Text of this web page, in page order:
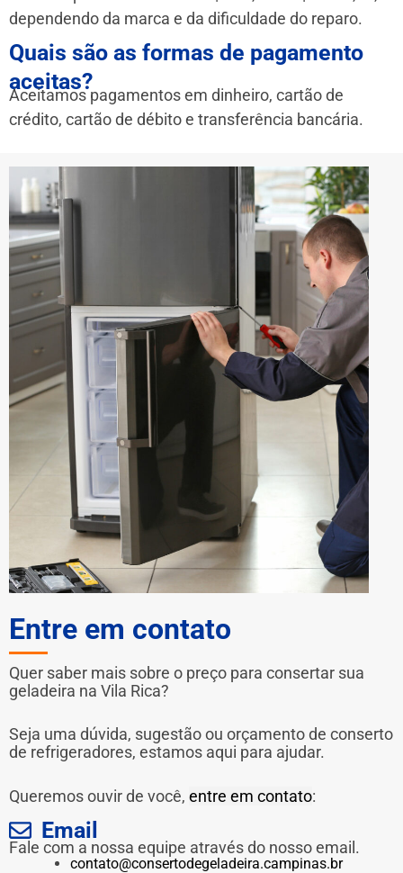
dependendo da marca e da dificuldade do reparo.
Quais são as formas de pagamento
aceitas?
Aceitamos pagamentos em dinheiro, cartão de
crédito, cartão de débito e transferência bancária.
Entre em contato
Quer saber mais sobre o preço para consertar sua
geladeira na Vila Rica?
Seja uma dúvida, sugestão ou orçamento de conserto
de refrigeradores, estamos aqui para ajudar.
Queremos ouvir de você, entre em contato:
Email
Fale com a nossa equipe através do nosso email.
contato@consertodegeladeira.campinas.br